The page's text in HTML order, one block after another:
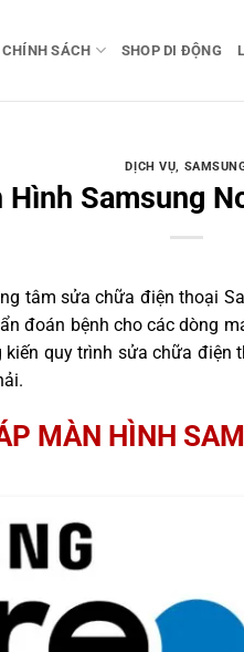
CHÍNH SÁCH SHOP DI ĐỘNG
DỊCH VỤ,
Hình Samsung
tâm sửa chữa điện thoại
đoán bệnh cho các dòng
quy trình sửa chữa
MÀN HÌNH